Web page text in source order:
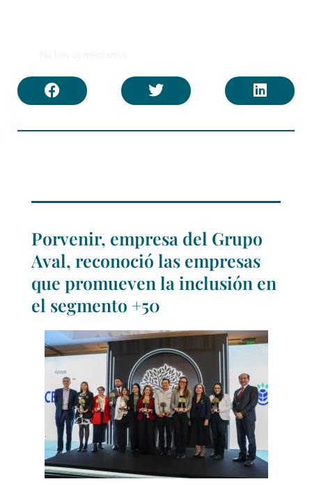
Porvenir, empresa del Grupo
Aval, reconoció las empresas
que promueven la inclusión en
el segmento +50